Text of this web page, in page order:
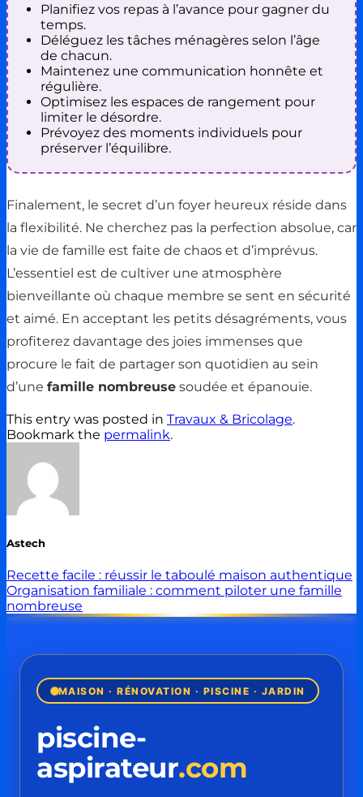
Planifiez vos repas à l’avance pour gagner du
temps.
Déléguez les tâches ménagères selon l’âge
de chacun.
Maintenez une communication honnête et
régulière.
Optimisez les espaces de rangement pour
limiter le désordre.
Prévoyez des moments individuels pour
préserver l’équilibre.
Finalement, le secret d’un foyer heureux réside dans
la flexibilité. Ne cherchez pas la perfection absolue, car
la vie de famille est faite de chaos et d’imprévus.
L’essentiel est de cultiver une atmosphère
bienveillante où chaque membre se sent en sécurité
et aimé. En acceptant les petits désagréments, vous
profiterez davantage des joies immenses que
procure le fait de partager son quotidien au sein
d’une famille nombreuse soudée et épanouie.
This entry was posted in Travaux & Bricolage.
Bookmark the permalink.
Astech
Recette facile : réussir le taboulé maison authentique
Organisation familiale : comment piloter une famille
nombreuse
MAISON · RÉNOVATION · PISCINE · JARDIN
piscine-
aspirateur.com